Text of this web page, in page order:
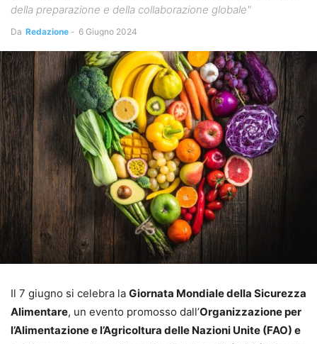
della preparazione e della collaborazione globale"
Da Redazione - 6 Giugno 2024
Il 7 giugno si celebra la Giornata Mondiale della Sicurezza
Alimentare, un evento promosso dall’Organizzazione per
l’Alimentazione e l’Agricoltura delle Nazioni Unite (FAO) e